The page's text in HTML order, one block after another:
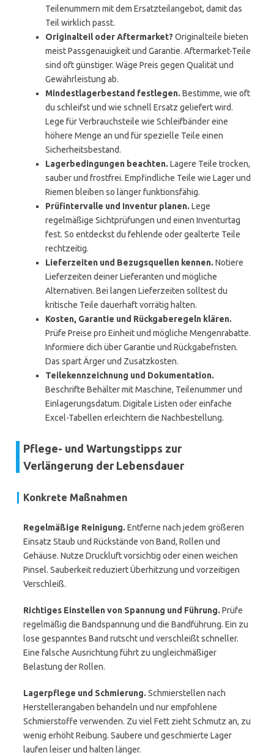
Teilenummern mit dem Ersatzteilangebot, damit das
Teil wirklich passt.
Originalteil oder Aftermarket? Originalteile bieten
meist Passgenauigkeit und Garantie. Aftermarket-Teile
sind oft günstiger. Wäge Preis gegen Qualität und
Gewährleistung ab.
Mindestlagerbestand festlegen. Bestimme, wie oft
du schleifst und wie schnell Ersatz geliefert wird.
Lege für Verbrauchsteile wie Schleifbänder eine
höhere Menge an und für spezielle Teile einen
Sicherheitsbestand.
Lagerbedingungen beachten. Lagere Teile trocken,
sauber und frostfrei. Empfindliche Teile wie Lager und
Riemen bleiben so länger funktionsfähig.
Prüfintervalle und Inventur planen. Lege
regelmäßige Sichtprüfungen und einen Inventurtag
fest. So entdeckst du fehlende oder gealterte Teile
rechtzeitig.
Lieferzeiten und Bezugsquellen kennen. Notiere
Lieferzeiten deiner Lieferanten und mögliche
Alternativen. Bei langen Lieferzeiten solltest du
kritische Teile dauerhaft vorrätig halten.
Kosten, Garantie und Rückgaberegeln klären.
Prüfe Preise pro Einheit und mögliche Mengenrabatte.
Informiere dich über Garantie und Rückgabefristen.
Das spart Ärger und Zusatzkosten.
Teilekennzeichnung und Dokumentation.
Beschrifte Behälter mit Maschine, Teilenummer und
Einlagerungsdatum. Digitale Listen oder einfache
Excel-Tabellen erleichtern die Nachbestellung.
Pflege- und Wartungstipps zur
Verlängerung der Lebensdauer
Konkrete Maßnahmen
Regelmäßige Reinigung. Entferne nach jedem größeren
Einsatz Staub und Rückstände von Band, Rollen und
Gehäuse. Nutze Druckluft vorsichtig oder einen weichen
Pinsel. Sauberkeit reduziert Überhitzung und vorzeitigen
Verschleiß.
Richtiges Einstellen von Spannung und Führung. Prüfe
regelmäßig die Bandspannung und die Bandführung. Ein zu
lose gespanntes Band rutscht und verschleißt schneller.
Eine falsche Ausrichtung führt zu ungleichmäßiger
Belastung der Rollen.
Lagerpflege und Schmierung. Schmierstellen nach
Herstellerangaben behandeln und nur empfohlene
Schmierstoffe verwenden. Zu viel Fett zieht Schmutz an, zu
wenig erhöht Reibung. Saubere und geschmierte Lager
laufen leiser und halten länger.